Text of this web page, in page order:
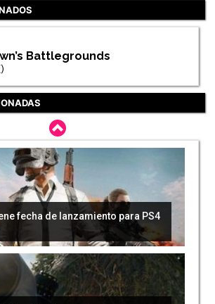
Battlegrounds
fecha de lanzamiento para PS4